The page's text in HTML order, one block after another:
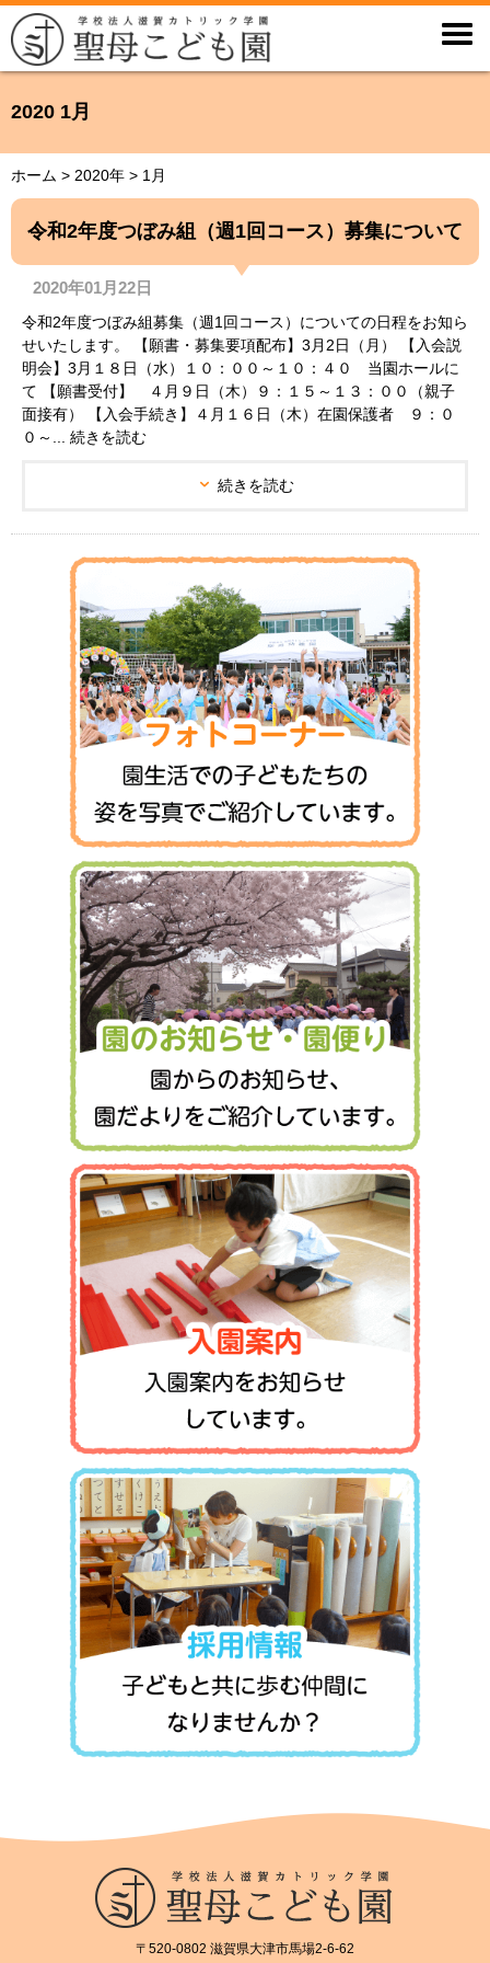

2020 1月
ホーム > 2020年 > 1月
令和2年度つぼみ組（週1回コース）募集について
2020年01月22日
令和2年度つぼみ組募集（週1回コース）についての日程をお知ら
せいたします。 【願書・募集要項配布】3月2日（月） 【入会説
明会】3月１８日（水）１０：００～１０：４０ 当園ホールに
て 【願書受付】 ４月９日（木）９：１５～１３：００（親子
面接有） 【入会手続き】４月１６日（木）在園保護者 ９：０
０～... 続きを読む
続きを読む
〒520-0802 滋賀県大津市馬場2-6-62